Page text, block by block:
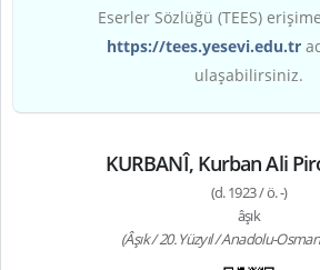
Eserler Sözlüğü (TEES)
https://tees.yesevi.edu.tr
ulaşabilirsiniz.
KURBANÎ, Kurban Ali
(d. 1923 / ö. -)
âşık
(Âşık / 20. Yüzyıl / Anadolu-